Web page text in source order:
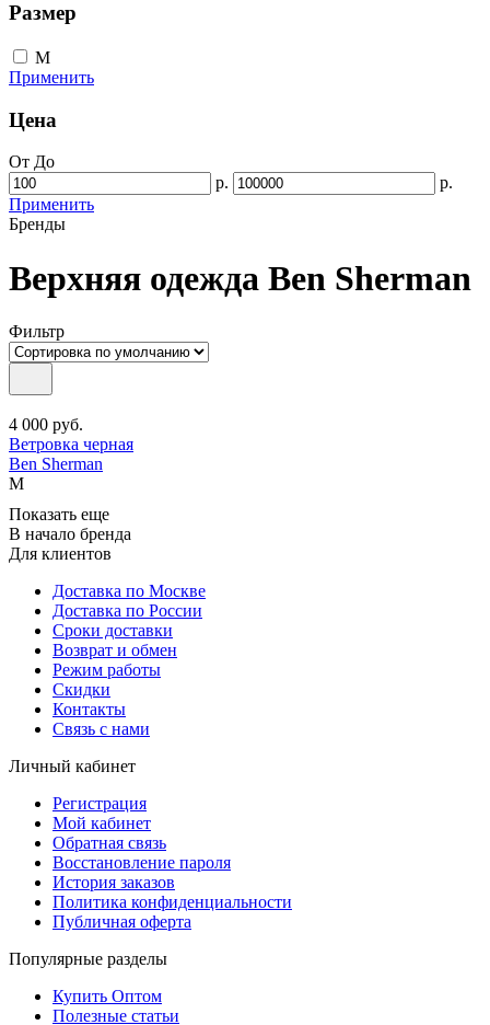
Размер
M
Применить
Цена
От До
р.
р.
Применить
Бренды
Верхняя одежда Ben Sherman
Фильтр
4 000 руб.
Ветровка черная
Ben Sherman
M
Показать еще
В начало бренда
Для клиентов
Доставка по Москве
Доставка по России
Сроки доставки
Возврат и обмен
Режим работы
Скидки
Контакты
Связь с нами
Личный кабинет
Регистрация
Мой кабинет
Обратная связь
Восстановление пароля
История заказов
Политика конфиденциальности
Публичная оферта
Популярные разделы
Купить Оптом
Полезные статьи